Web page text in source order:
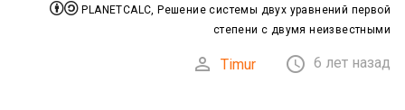
 PLANETCALC, Решение системы двух уравнений первой
степени с двумя неизвестными
 Timur  6 лет назад